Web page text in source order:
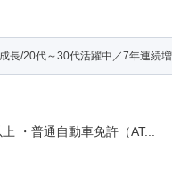
長/20代～30代活躍中／7年連続
・普通自動車免許（AT...